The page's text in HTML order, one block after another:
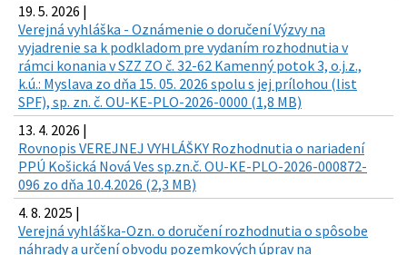
19. 5. 2026 |
Verejná vyhláška - Oznámenie o doručení Výzvy na
vyjadrenie sa k podkladom pre vydaním rozhodnutia v
rámci konania v SZZ ZO č. 32-62 Kamenný potok 3, o.j.z.,
k.ú.: Myslava zo dňa 15. 05. 2026 spolu s jej prílohou (list
SPF), sp. zn. č. OU-KE-PLO-2026-0000 (1,8 MB)
13. 4. 2026 |
Rovnopis VEREJNEJ VYHLÁŠKY Rozhodnutia o nariadení
PPÚ Košická Nová Ves sp.zn.č. OU-KE-PLO-2026-000872-
096 zo dňa 10.4.2026 (2,3 MB)
4. 8. 2025 |
Verejná vyhláška-Ozn. o doručení rozhodnutia o spôsobe
náhrady a určení obvodu pozemkových úprav na